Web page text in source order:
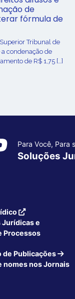
de
fórmula de
Tribunal de
a condenação de
de R$ 1,75 […]
Para Você, Para
Soluções
Jurídicas e
Processos
de Publicações
nos Jornais